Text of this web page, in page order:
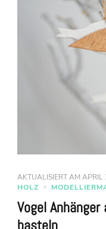
AKTUALISIERT AM APRIL
HOLZ
Vogel
basteln